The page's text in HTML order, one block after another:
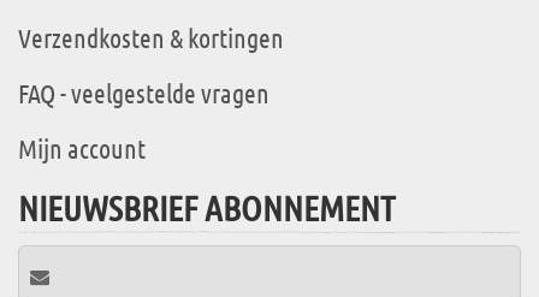
Verzendkosten & kortingen
FAQ - veelgestelde vragen
Mijn account
NIEUWSBRIEF ABONNEMENT